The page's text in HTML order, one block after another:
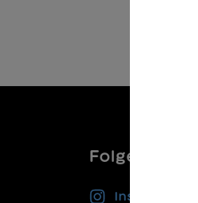
Folgen Sie
Instagram